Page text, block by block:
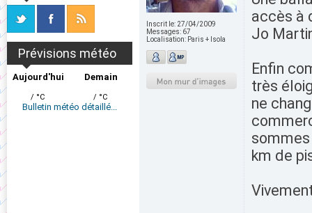
Prévisions météo
Aujourd'hui
/ °C
Demain
/ °C
Bulletin météo détaillé...
Inscrit le: 27/04/2009
Messages: 67
Localisation: Paris + Isola
accès à
Jo
Enfin
très
ne
km de